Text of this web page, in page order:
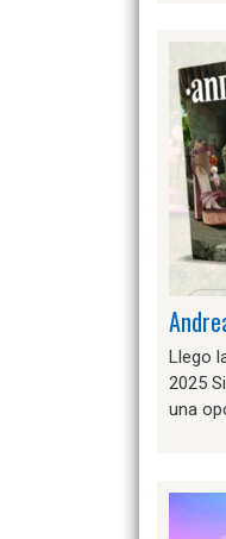
Llego
2025
una